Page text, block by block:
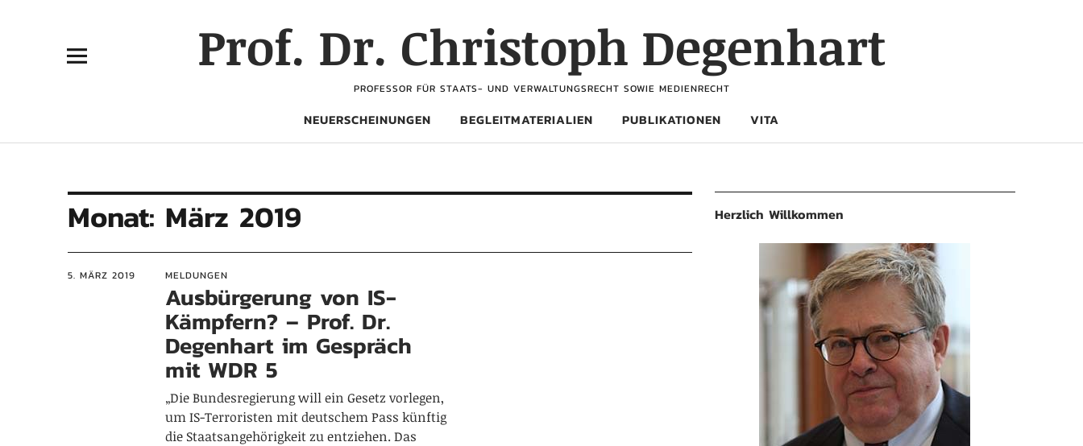
Prof. Dr. Christoph Degenhart
PROFESSOR FÜR STAATS- UND VERWALTUNGSRECHT SOWIE MEDIENRECHT
NEUERSCHEINUNGEN BEGLEITMATERIALIEN PUBLIKATIONEN VITA
Monat: März 2019
5. MÄRZ 2019 MELDUNGEN
Ausbürgerung von IS-
Kämpfern? – Prof. Dr.
Degenhart im Gespräch
mit WDR 5
„Die Bundesregierung will ein Gesetz vorlegen,
um IS-Terroristen mit deutschem Pass künftig
die Staatsangehörigkeit zu entziehen. Das
Herzlich Willkommen